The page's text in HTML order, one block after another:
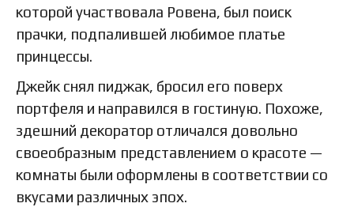
которой участвовала Ровена, был поиск
прачки, подпалившей любимое платье
принцессы.
Джейк снял пиджак, бросил его поверх
портфеля и направился в гостиную. Похоже,
здешний декоратор отличался довольно
своеобразным представлением о красоте —
комнаты были оформлены в соответствии со
вкусами различных эпох.